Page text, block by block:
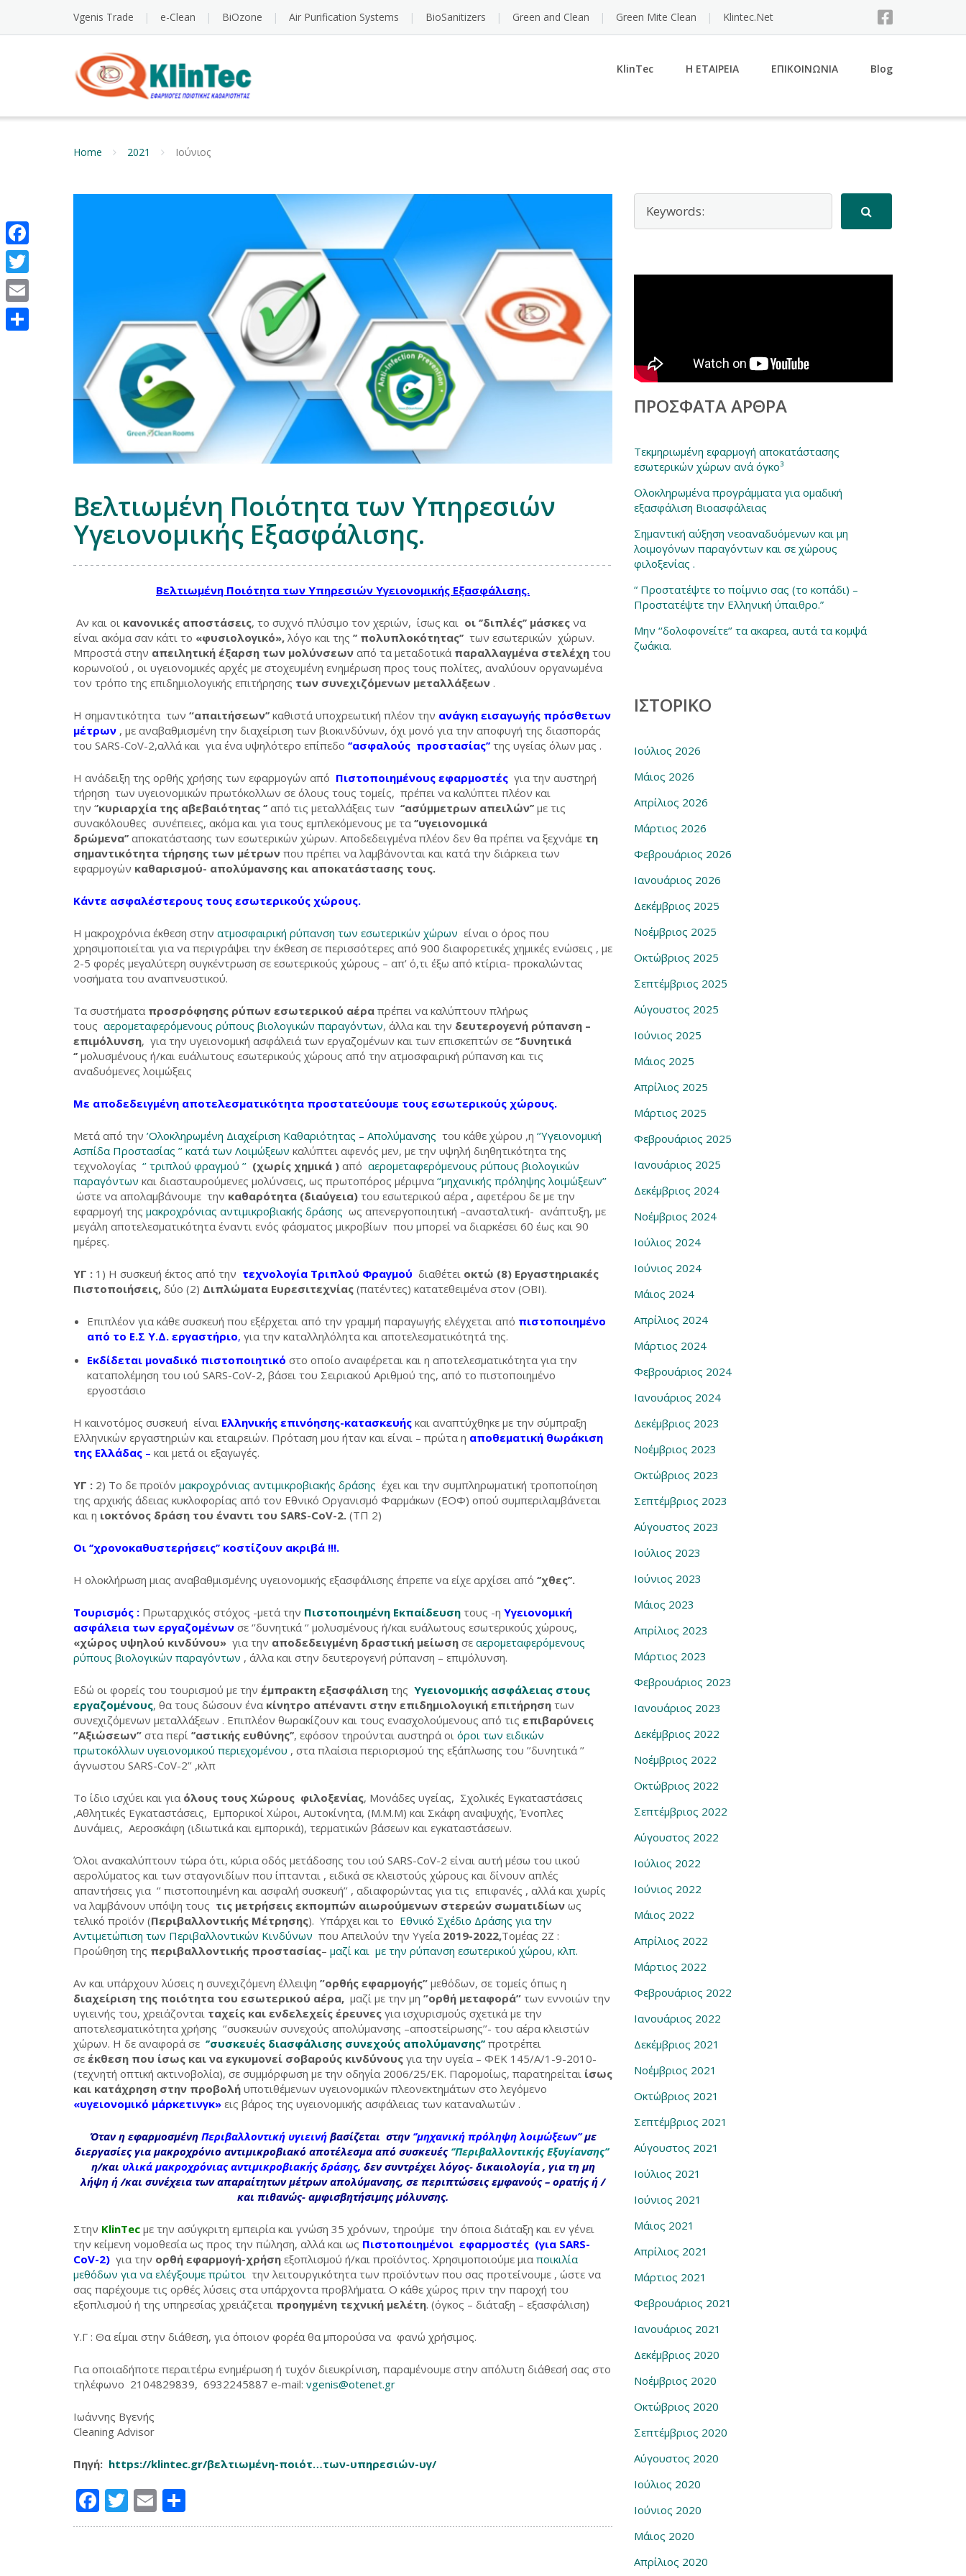
Vgenis Trade e-Clean BiOzone Air Purification Systems BioSanitizers Green and Clean Green Mite Clean Klintec.Net
KlinTec Η ΕΤΑΙΡΕΙΑ ΕΠΙΚΟΙΝΩΝΙΑ Blog
Home 2021 Ιούνιος
Βελτιωμένη Ποιότητα των Υπηρεσιών
Υγειονομικής Εξασφάλισης.
Βελτιωμένη Ποιότητα των Υπηρεσιών Υγειονομικής Εξασφάλισης.
Αν και οι κανονικές αποστάσεις, το συχνό πλύσιμο τον χεριών, ίσως και οι ‘’διπλές’’ μάσκες να
είναι ακόμα σαν κάτι το «φυσιολογικό», λόγο και της ’’ πολυπλοκότητας’’ των εσωτερικών χώρων.
Μπροστά στην απειλητική έξαρση των μολύνσεων από τα μεταδοτικά παραλλαγμένα στελέχη του
κορωνοϊού , οι υγειονομικές αρχές με στοχευμένη ενημέρωση προς τους πολίτες, αναλύουν οργανωμένα
τον τρόπο της επιδημιολογικής επιτήρησης των συνεχιζόμενων μεταλλάξεων .
Η σημαντικότητα των “απαιτήσεων’’ καθιστά υποχρεωτική πλέον την ανάγκη εισαγωγής πρόσθετων
μέτρων , με αναβαθμισμένη την διαχείριση των βιοκινδύνων, όχι μονό για την αποφυγή της διασποράς
του SARS-CoV-2,αλλά και για ένα υψηλότερο επίπεδο ‘’ασφαλούς προστασίας’’ της υγείας όλων μας .
Η ανάδειξη της ορθής χρήσης των εφαρμογών από Πιστοποιημένους εφαρμοστές για την αυστηρή
τήρηση των υγειονομικών πρωτόκολλων σε όλους τους τομείς, πρέπει να καλύπτει πλέον και
την ‘’κυριαρχία της αβεβαιότητας ‘’ από τις μεταλλάξεις των ‘‘ασύμμετρων απειλών’’ με τις
συνακόλουθες συνέπειες, ακόμα και για τους εμπλεκόμενους με τα ‘’υγειονομικά
δρώμενα’’ αποκατάστασης των εσωτερικών χώρων. Αποδεδειγμένα πλέον δεν θα πρέπει να ξεχνάμε τη
σημαντικότητα τήρησης των μέτρων που πρέπει να λαμβάνονται και κατά την διάρκεια των
εφαρμογών καθαρισμού- απολύμανσης και αποκατάστασης τους.
Κάντε ασφαλέστερους τους εσωτερικούς χώρους.
Η μακροχρόνια έκθεση στην ατμοσφαιρική ρύπανση των εσωτερικών χώρων είναι ο όρος που
χρησιμοποιείται για να περιγράψει την έκθεση σε περισσότερες από 900 διαφορετικές χημικές ενώσεις , με
2-5 φορές μεγαλύτερη συγκέντρωση σε εσωτερικούς χώρους – απ’ ό,τι έξω από κτίρια- προκαλώντας
νοσήματα του αναπνευστικού.
Τα συστήματα προσρόφησης ρύπων εσωτερικού αέρα πρέπει να καλύπτουν πλήρως
τους αερομεταφερόμενους ρύπους βιολογικών παραγόντων, άλλα και την δευτερογενή ρύπανση –
επιμόλυνση, για την υγειονομική ασφάλειά των εργαζομένων και των επισκεπτών σε ‘’δυνητικά
‘’ μολυσμένους ή/και ευάλωτους εσωτερικούς χώρους από την ατμοσφαιρική ρύπανση και τις
αναδυόμενες λοιμώξεις
Με αποδεδειγμένη αποτελεσματικότητα προστατεύουμε τους εσωτερικούς χώρους.
Μετά από την ’Ολοκληρωμένη Διαχείριση Καθαριότητας – Απολύμανσης του κάθε χώρου ,η ‘’Υγειονομική
Ασπίδα Προστασίας ’’ κατά των Λοιμώξεων καλύπτει αφενός μεν, με την υψηλή διηθητικότητα της
τεχνολογίας ‘’ τριπλού φραγμού ’’ (χωρίς χημικά ) από αερομεταφερόμενους ρύπους βιολογικών
παραγόντων και διασταυρούμενες μολύνσεις, ως πρωτοπόρος μέριμνα ‘’μηχανικής πρόληψης λοιμώξεων’’
ώστε να απολαμβάνουμε την καθαρότητα (διαύγεια) του εσωτερικού αέρα , αφετέρου δε με την
εφαρμογή της μακροχρόνιας αντιμικροβιακής δράσης ως απενεργοποιητική –ανασταλτική- ανάπτυξη, με
μεγάλη αποτελεσματικότητα έναντι ενός φάσματος μικροβίων που μπορεί να διαρκέσει 60 έως και 90
ημέρες.
ΥΓ : 1) Η συσκευή έκτος από την τεχνολογία Τριπλού Φραγμού διαθέτει οκτώ (8) Εργαστηριακές
Πιστοποιήσεις, δύο (2) Διπλώματα Ευρεσιτεχνίας (πατέντες) κατατεθειμένα στον (ΟΒΙ).
Επιπλέον για κάθε συσκευή που εξέρχεται από την γραμμή παραγωγής ελέγχεται από πιστοποιημένο
από το Ε.Σ Υ.Δ. εργαστήριο, για την καταλληλόλητα και αποτελεσματικότητά της.
Εκδίδεται μοναδικό πιστοποιητικό στο οποίο αναφέρεται και η αποτελεσματικότητα για την
καταπολέμηση του ιού SARS-CoV-2, βάσει του Σειριακού Αριθμού της, από το πιστοποιημένο
εργοστάσιο
Η καινοτόμος συσκευή είναι Ελληνικής επινόησης-κατασκευής και αναπτύχθηκε με την σύμπραξη
Ελληνικών εργαστηριών και εταιρειών. Πρόταση μου ήταν και είναι – πρώτα η αποθεματική θωράκιση
της Ελλάδας – και μετά οι εξαγωγές.
ΥΓ : 2) Το δε προϊόν μακροχρόνιας αντιμικροβιακής δράσης έχει και την συμπληρωματική τροποποίηση
της αρχικής άδειας κυκλοφορίας από τον Εθνικό Οργανισμό Φαρμάκων (ΕΟΦ) οπού συμπεριλαμβάνεται
και η ιοκτόνος δράση του έναντι του SARS-CoV-2. (ΤΠ 2)
Οι ‘’χρονοκαθυστερήσεις’’ κοστίζουν ακριβά !!!.
Η ολοκλήρωση μιας αναβαθμισμένης υγειονομικής εξασφάλισης έπρεπε να είχε αρχίσει από ‘’χθες’’.
Τουρισμός : Πρωταρχικός στόχος -μετά την Πιστοποιημένη Εκπαίδευση τους -η Υγειονομική
ασφάλεια των εργαζομένων σε ‘’δυνητικά ‘’ μολυσμένους ή/και ευάλωτους εσωτερικούς χώρους,
«χώρος υψηλού κινδύνου» για την αποδεδειγμένη δραστική μείωση σε αερομεταφερόμενους
ρύπους βιολογικών παραγόντων , άλλα και στην δευτερογενή ρύπανση – επιμόλυνση.
Εδώ οι φορείς του τουρισμού με την έμπρακτη εξασφάλιση της Υγειονομικής ασφάλειας στους
εργαζομένους, θα τους δώσουν ένα κίνητρο απέναντι στην επιδημιολογική επιτήρηση των
συνεχιζόμενων μεταλλάξεων . Επιπλέον θωρακίζουν και τους ενασχολούμενους από τις επιβαρύνεις
”Αξιώσεων” στα περί ’’αστικής ευθύνης’’, εφόσον τηρούνται αυστηρά οι όροι των ειδικών
πρωτοκόλλων υγειονομικού περιεχομένου , στα πλαίσια περιορισμού της εξάπλωσης του ’’δυνητικά ’’
άγνωστου SARS-CoV-2’’ ,κλπ
Το ίδιο ισχύει και για όλους τους Χώρους φιλοξενίας, Μονάδες υγείας, Σχολικές Εγκαταστάσεις
,Αθλητικές Εγκαταστάσεις, Εμπορικοί Χώροι, Αυτοκίνητα, (Μ.Μ.Μ) και Σκάφη αναψυχής, Ένοπλες
Δυνάμεις, Αεροσκάφη (ιδιωτικά και εμπορικά), τερματικών βάσεων και εγκαταστάσεων.
Όλοι ανακαλύπτουν τώρα ότι, κύρια οδός μετάδοσης του ιού SARS-CoV-2 είναι αυτή μέσω του ιικού
αερολύματος και των σταγονιδίων που ίπτανται , ειδικά σε κλειστούς χώρους και δίνουν απλές
απαντήσεις για ‘’ πιστοποιημένη και ασφαλή συσκευή’’ , αδιαφορώντας για τις επιφανές , αλλά και χωρίς
να λαμβάνουν υπόψη τους τις μετρήσεις εκπομπών αιωρούμενων στερεών σωματιδίων ως
τελικό προϊόν (Περιβαλλοντικής Μέτρησης). Υπάρχει και το Εθνικό Σχέδιο Δράσης για την
Αντιμετώπιση των Περιβαλλοντικών Κινδύνων που Απειλούν την Υγεία 2019-2022,Τομέας 2Ζ :
Προώθηση της περιβαλλοντικής προστασίας– μαζί και με την ρύπανση εσωτερικού χώρου, κλπ.
Αν και υπάρχουν λύσεις η συνεχιζόμενη έλλειψη ”ορθής εφαρμογής” μεθόδων, σε τομείς όπως η
διαχείριση της ποιότητα του εσωτερικού αέρα, μαζί με την μη ”ορθή μεταφορά” των εννοιών την
υγιεινής του, χρειάζονται ταχείς και ενδελεχείς έρευνες για ισχυρισμούς σχετικά με την
αποτελεσματικότητα χρήσης ‘’συσκευών συνεχούς απολύμανσης –αποστείρωσης’’- του αέρα κλειστών
χώρων. Η δε αναφορά σε ‘’συσκευές διασφάλισης συνεχούς απολύμανσης’’ προτρέπει
σε έκθεση που ίσως και να εγκυμονεί σοβαρούς κινδύνους για την υγεία – ΦΕΚ 145/Α/1-9-2010-
(τεχνητή οπτική ακτινοβολία), σε συμμόρφωση με την οδηγία 2006/25/ΕΚ. Παρομοίως, παρατηρείται ίσως
και κατάχρηση στην προβολή υποτιθέμενων υγειονομικών πλεονεκτημάτων στο λεγόμενο
«υγειονομικό μάρκετινγκ» εις βάρος της υγειονομικής ασφάλειας των καταναλωτών .
Όταν η εφαρμοσμένη Περιβαλλοντική υγιεινή βασίζεται στην ‘’μηχανική πρόληψη λοιμώξεων’’με
διεργασίες για μακροχρόνιο αντιμικροβιακό αποτέλεσμα από συσκευές ‘’Περιβαλλοντικής Εξυγίανσης’’
η/και υλικά μακροχρόνιας αντιμικροβιακής δράσης, δεν συντρέχει λόγος- δικαιολογία , για τη μη
λήψη ή /και συνέχεια των απαραίτητων μέτρων απολύμανσης, σε περιπτώσεις εμφανούς – ορατής ή /
και πιθανώς- αμφισβητήσιμης μόλυνσης.
Στην KlinTec με την ασύγκριτη εμπειρία και γνώση 35 χρόνων, τηρούμε την όποια διάταξη και εν γένει
την κείμενη νομοθεσία ως προς την πώληση, αλλά και ως Πιστοποιημένοι εφαρμοστές (για SARS-
CoV-2) για την ορθή εφαρμογή-χρήση εξοπλισμού ή/και προϊόντος. Χρησιμοποιούμε μια ποικιλία
μεθόδων για να ελέγξουμε πρώτοι την λειτουργικότητα των προϊόντων που σας προτείνουμε , ώστε να
σας παρέχουμε τις ορθές λύσεις στα υπάρχοντα προβλήματα. Ο κάθε χώρος πριν την παροχή του
εξοπλισμού ή της υπηρεσίας χρειάζεται προηγμένη τεχνική μελέτη. (όγκος – διάταξη – εξασφάλιση)
Υ.Γ : Θα είμαι στην διάθεση, για όποιον φορέα θα μπορούσα να φανώ χρήσιμος.
Για οποιαδήποτε περαιτέρω ενημέρωση ή τυχόν διευκρίνιση, παραμένουμε στην απόλυτη διάθεσή σας στο
τηλέφωνο 2104829839, 6932245887 e-mail: vgenis@otenet.gr
Ιωάννης Βγενής
Cleaning Advisor
Πηγή: https://klintec.gr/βελτιωμένη-ποιότ…των-υπηρεσιών-υγ/
Facebook
Twitter
Email
ΠΡΌΣΦΑΤΑ ΆΡΘΡΑ
Τεκμηριωμένη εφαρμογή αποκατάστασης
εσωτερικών χώρων ανά όγκο³
Ολοκληρωμένα προγράμματα για ομαδική
εξασφάλιση Βιοασφάλειας
Σημαντική αύξηση νεοαναδυόμενων και μη
λοιμογόνων παραγόντων και σε χώρους
φιλοξενίας .
“ Προστατέψτε το ποίμνιο σας (το κοπάδι) –
Προστατέψτε την Ελληνική ύπαιθρο.”
Μην ‘‘δολοφονείτε‘’ τα ακαρεα, αυτά τα κομψά
ζωάκια.
ΙΣΤΟΡΙΚΌ
Ιούλιος 2026
Μάιος 2026
Απρίλιος 2026
Μάρτιος 2026
Φεβρουάριος 2026
Ιανουάριος 2026
Δεκέμβριος 2025
Νοέμβριος 2025
Οκτώβριος 2025
Σεπτέμβριος 2025
Αύγουστος 2025
Ιούνιος 2025
Μάιος 2025
Απρίλιος 2025
Μάρτιος 2025
Φεβρουάριος 2025
Ιανουάριος 2025
Δεκέμβριος 2024
Νοέμβριος 2024
Ιούλιος 2024
Ιούνιος 2024
Μάιος 2024
Απρίλιος 2024
Μάρτιος 2024
Φεβρουάριος 2024
Ιανουάριος 2024
Δεκέμβριος 2023
Νοέμβριος 2023
Οκτώβριος 2023
Σεπτέμβριος 2023
Αύγουστος 2023
Ιούλιος 2023
Ιούνιος 2023
Μάιος 2023
Απρίλιος 2023
Μάρτιος 2023
Φεβρουάριος 2023
Ιανουάριος 2023
Δεκέμβριος 2022
Νοέμβριος 2022
Οκτώβριος 2022
Σεπτέμβριος 2022
Αύγουστος 2022
Ιούλιος 2022
Ιούνιος 2022
Μάιος 2022
Απρίλιος 2022
Μάρτιος 2022
Φεβρουάριος 2022
Ιανουάριος 2022
Δεκέμβριος 2021
Νοέμβριος 2021
Οκτώβριος 2021
Σεπτέμβριος 2021
Αύγουστος 2021
Ιούλιος 2021
Ιούνιος 2021
Μάιος 2021
Απρίλιος 2021
Μάρτιος 2021
Φεβρουάριος 2021
Ιανουάριος 2021
Δεκέμβριος 2020
Νοέμβριος 2020
Οκτώβριος 2020
Σεπτέμβριος 2020
Αύγουστος 2020
Ιούλιος 2020
Ιούνιος 2020
Μάιος 2020
Απρίλιος 2020
Facebook
Twitter
Email